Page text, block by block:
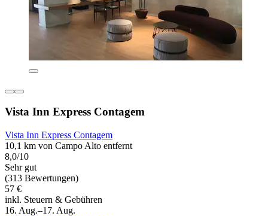
Vista Inn Express Contagem
Vista Inn Express Contagem
10,1 km von Campo Alto entfernt
8,0/10
Sehr gut
(313 Bewertungen)
57 €
inkl. Steuern & Gebühren
16. Aug.–17. Aug.